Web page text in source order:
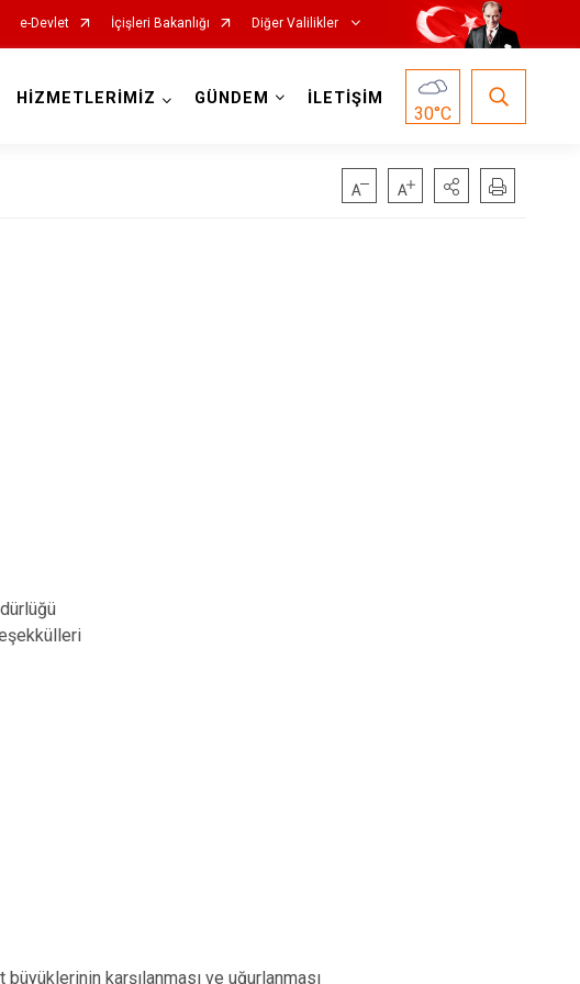
e-Devlet İçişleri Bakanlığı Diğer Valilikler
HİZMETLERİMİZ GÜNDEM İLETİŞİM
30°C
karşılanması ve uğurlanması